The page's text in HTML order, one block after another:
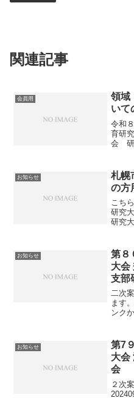
関連記事
会員用
領域
いて
令和
育研
会 研
い。
小【
お知らせ
札幌
の方
こち
研究
研究
し込
年度
お知らせ
第８
大会
支部
二次
ます
ンク
お知らせ
第7
大会
会
２次